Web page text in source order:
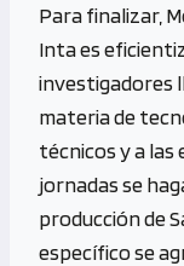
Para finalizar,
Inta es
investigadores
materia de
técnicos y a las
jornadas se
producción de
específico se